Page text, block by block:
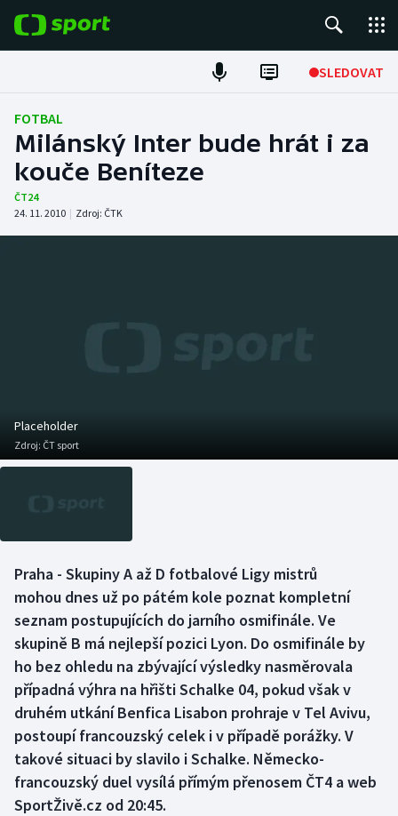
SLEDOVAT
Fotbal
Hokej
Tenis
Atletika
Basketbal
Boby a skeleton
Box
Curling
Dostihy
Florbal
Futsal
Golf
Historické návraty
AZ kvíz
FOTBAL
Milánský Inter bude hrát i za
kouče Beníteze
ČT24
24. 11. 2010 | Zdroj: ČTK
Placeholder
Zdroj: ČT sport
Praha - Skupiny A až D fotbalové Ligy mistrů
mohou dnes už po pátém kole poznat kompletní
seznam postupujících do jarního osmifinále. Ve
skupině B má nejlepší pozici Lyon. Do osmifinále by
ho bez ohledu na zbývající výsledky nasměrovala
případná výhra na hřišti Schalke 04, pokud však v
druhém utkání Benfica Lisabon prohraje v Tel Avivu,
postoupí francouzský celek i v případě porážky. V
takové situaci by slavilo i Schalke. Německo-
francouzský duel vysílá přímým přenosem ČT4 a web
SportŽivě.cz od 20:45.